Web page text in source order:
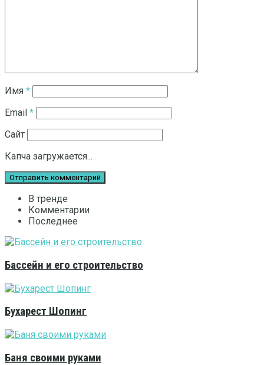
Имя *
Email *
Сайт
Капча загружается...
В тренде
Комментарии
Последнее
Бассейн и его строительство
Бухарест Шопинг
Баня своими руками